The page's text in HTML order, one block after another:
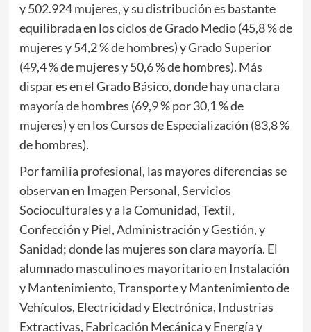
y 502.924 mujeres, y su distribución es bastante
equilibrada en los ciclos de Grado Medio (45,8 % de
mujeres y 54,2 % de hombres) y Grado Superior
(49,4 % de mujeres y 50,6 % de hombres). Más
dispar es en el Grado Básico, donde hay una clara
mayoría de hombres (69,9 % por 30,1 % de
mujeres) y en los Cursos de Especialización (83,8 %
de hombres).
Por familia profesional, las mayores diferencias se
observan en Imagen Personal, Servicios
Socioculturales y a la Comunidad, Textil,
Confección y Piel, Administración y Gestión, y
Sanidad; donde las mujeres son clara mayoría. El
alumnado masculino es mayoritario en Instalación
y Mantenimiento, Transporte y Mantenimiento de
Vehículos, Electricidad y Electrónica, Industrias
Extractivas, Fabricación Mecánica y Energía y